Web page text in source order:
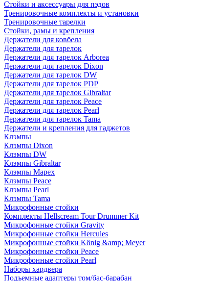
Стойки и аксессуары для пэдов
Тренировочные комплекты и установки
Тренировочные тарелки
Стойки, рамы и крепления
Держатели для ковбела
Держатели для тарелок
Держатели для тарелок Arborea
Держатели для тарелок Dixon
Держатели для тарелок DW
Держатели для тарелок PDP
Держатели для тарелок Gibraltar
Держатели для тарелок Peace
Держатели для тарелок Pearl
Держатели для тарелок Tama
Держатели и крепления для гаджетов
Клэмпы
Клэмпы Dixon
Клэмпы DW
Клэмпы Gibraltar
Клэмпы Mapex
Клэмпы Peace
Клэмпы Pearl
Клэмпы Tama
Микрофонные стойки
Комплекты Hellscream Tour Drummer Kit
Микрофонные стойки Gravity
Микрофонные стойки Hercules
Микрофонные стойки König &amp; Meyer
Микрофонные стойки Peace
Микрофонные стойки Pearl
Наборы хардвера
Подъемные адаптеры том/бас-барабан